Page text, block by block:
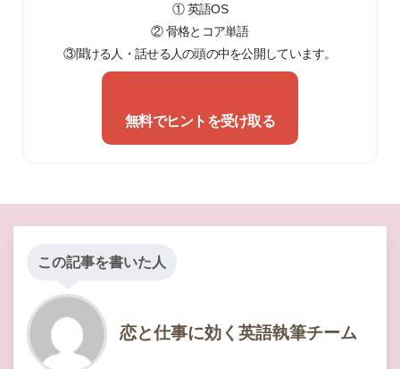
① 英語OS
② 骨格とコア単語
③聞ける人・話せる人の頭の中を公開しています。
無料でヒントを受け取る
この記事を書いた人
恋と仕事に効く英語執筆チーム